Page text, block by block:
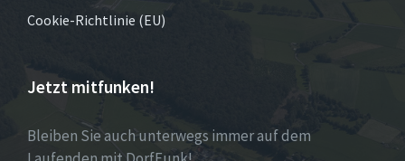
Cookie-Richtlinie (EU)
Jetzt mitfunken!
Bleiben Sie auch unterwegs immer auf dem